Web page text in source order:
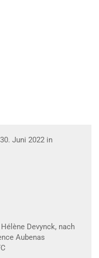
Juni 2022 in
Devynck, nach
Aubenas